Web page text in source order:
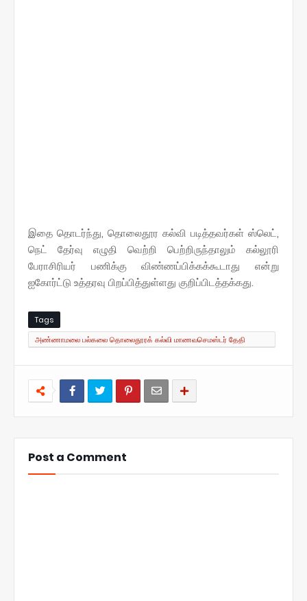
இதை தொடர்ந்து, தொலைதூர கல்வி படித்தவர்கள் ஸ்லெட்,
நெட் தேர்வு எழுதி வெற்றி பெற்றிருந்தாலும் கல்லூரி
பேராசிரியர் பணிக்கு விண்ணப்பிக்கக்கூடாது என்று
ஐகோர்ட்டு உத்தரவு பிறப்பித்துள்ளது குறிப்பிடத்தக்கது.
Tags
அண்ணாமலை பல்கலை தொலைதூரக் கல்வி மாணவசெமஸ்டர் தேதி
Post a Comment